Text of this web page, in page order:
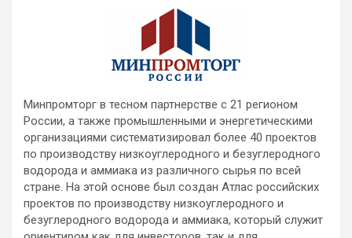
Минпромторг в тесном партнерстве с 21 регионом
России, а также промышленными и энергетическими
организациями систематизировал более 40 проектов
по производству низкоуглеродного и безуглеродного
водорода и аммиака из различного сырья по всей
стране. На этой основе был создан Атлас российских
проектов по производству низкоуглеродного и
безуглеродного водорода и аммиака, который служит